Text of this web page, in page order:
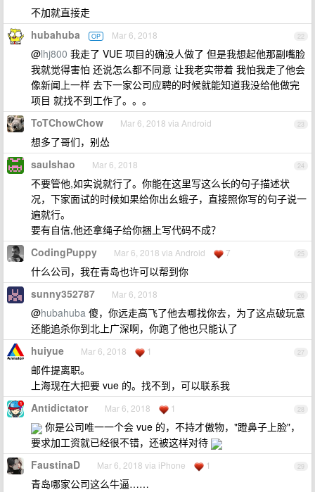
不加就直接走
22
hubahuba OP Mar 6, 2018
@lhj800 我走了 VUE 项目的确没人做了 但是我想起他那副嘴脸
我就觉得害怕 还说怎么都不同意 让我老实带着 我怕我走了他会
像新闻上一样 去下一家公司应聘的时候就能知道我没给他做完
项目 就找不到工作了。。。
23
ToTChowChow Mar 6, 2018 via Android
想多了哥们，别怂
24
saulshao Mar 6, 2018
不要管他,如实说就行了。你能在这里写这么长的句子描述状
况，下家面试的时候如果给你出幺蛾子，直接照你写的句子说一
遍就行。
要有自信,他还拿绳子给你捆上写代码不成？
25
CodingPuppy Mar 6, 2018 via Android 7
什么公司，我在青岛也许可以帮到你
26
sunny352787 Mar 6, 2018
@hubahuba 傻，你远走高飞了他去哪找你去，为了这点破玩意
还能追杀你到北上广深啊，你跑了他也只能认了
27
huiyue Mar 6, 2018 1
邮件提离职。
上海现在大把要 vue 的。找不到，可以联系我
28
Antidictator Mar 6, 2018 1
你是公司唯一一个会 vue 的，不持才傲物，"蹬鼻子上脸"，
要求加工资就已经很不错，还被这样对待
29
FaustinaD Mar 6, 2018 via iPhone 1
青岛哪家公司这么牛逼……